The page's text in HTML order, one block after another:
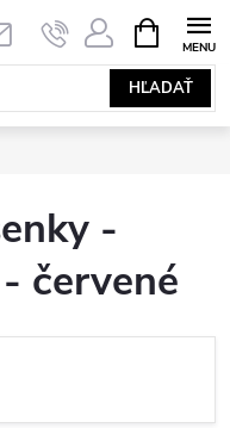
HĽADAŤ
KOŠÍK
-
červené